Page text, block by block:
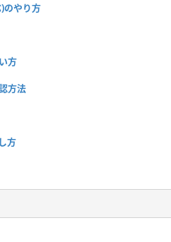
のやり方
方
方法
方